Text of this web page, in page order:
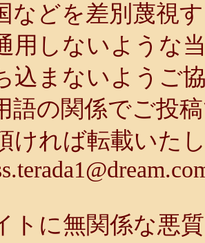
などを差別蔑視
用しないような
込まないようご
語の関係でご投
ければ転載いた
トに無関係な悪